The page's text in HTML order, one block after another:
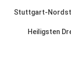
Stuttgart-
Heiligsten